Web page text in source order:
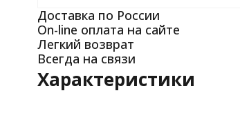
Доставка по России
On-line оплата на сайте
Легкий возврат
Всегда на связи
Характеристики